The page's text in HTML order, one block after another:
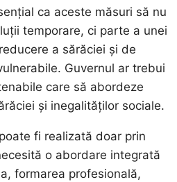
ca aceste măsuri să nu
temporare, ci parte a unei
a sărăciei și de
Guvernul ar trebui
care să abordeze
și inegalităților sociale.
fi realizată doar prin
o abordare integrată
formarea profesională,